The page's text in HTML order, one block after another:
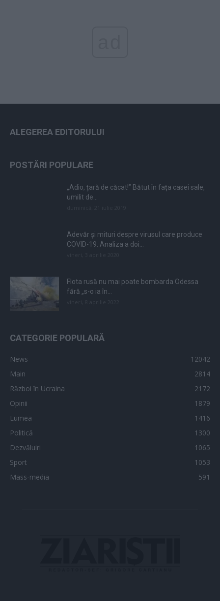
ALEGEREA EDITORULUI
POSTĂRI POPULARE
„Adio, țară de căcat!” Bătut în fața casei sale,
umilit de...
Adevăr și mituri despre virusul care produce
COVID-19. Analiza a doi...
Flota rusă nu mai poate bombarda Odessa
fără „s-o ia în...
CATEGORIE POPULARĂ
News
12042
Main
2814
Război în Ucraina
2172
Opinii
1879
Lumea
1416
Politică
1300
Dezvăluiri
1065
Sport
1053
Mass-media
591